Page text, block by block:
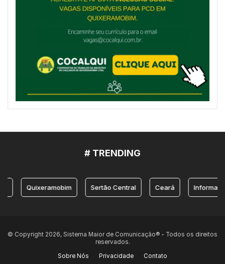
# TRENDING
Quixeramobim Sertão Central Ceará Informação
© Copyright 2026, Sistema Maior de Comunicação® - Todos os direitos
reservados.
Sobre Nós
Privacidade Contato